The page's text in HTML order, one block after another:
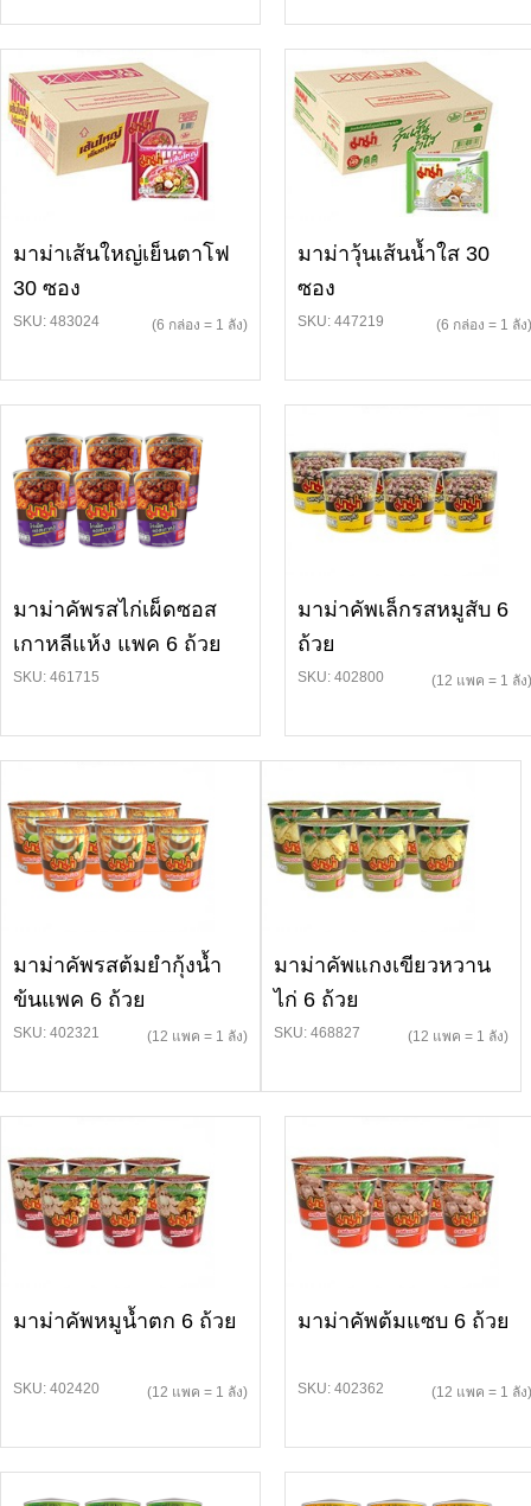
มาม่าเส้นใหญ่เย็นตาโฟ
30 ซอง
SKU: 483024 (6 กล่อง = 1 ลัง)
มาม่าวุ้นเส้นน้ำใส 30
ซอง
SKU: 447219 (6 กล่อง = 1 ลัง)
มาม่าคัพรสไก่เผ็ดซอส
เกาหลีแห้ง แพค 6 ถ้วย
SKU: 461715
มาม่าคัพเล็กรสหมูสับ 6
ถ้วย
SKU: 402800 (12 แพค = 1 ลัง)
มาม่าคัพรสต้มยำกุ้งน้ำ
ข้นแพค 6 ถ้วย
SKU: 402321 (12 แพค = 1 ลัง)
มาม่าคัพแกงเขียวหวาน
ไก่ 6 ถ้วย
SKU: 468827 (12 แพค = 1 ลัง)
มาม่าคัพหมูน้ำตก 6 ถ้วย
SKU: 402420 (12 แพค = 1 ลัง)
มาม่าคัพต้มแซบ 6 ถ้วย
SKU: 402362 (12 แพค = 1 ลัง)